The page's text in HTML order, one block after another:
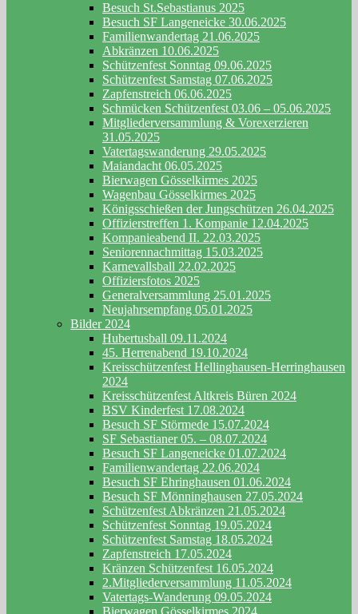
Besuch St.Sebastianus 2025
Besuch SF Langeneicke 30.06.2025
Familienwandertag 21.06.2025
Abkränzen 10.06.2025
Schützenfest Sonntag 09.06.2025
Schützenfest Samstag 07.06.2025
Zapfenstreich 06.06.2025
Schmücken Schützenfest 03.06 – 05.06.2025
Mitgliederversammlung & Vorexerzieren
31.05.2025
Vatertagswanderung 29.05.2025
Maiandacht 06.05.2025
Bierwagen Gösselkirmes 2025
Wagenbau Gösselkirmes 2025
Königsschießen der Jungschützen 26.04.2025
Offizierstreffen 1. Kompanie 12.04.2025
Kompanieabend II. 22.03.2025
Seniorennachmittag 15.03.2025
Karnevallsball 22.02.2025
Offiziersfotos 2025
Generalversammlung 25.01.2025
Neujahrsempfang 05.01.2025
Bilder 2024
Hubertusball 09.11.2024
45. Herrenabend 19.10.2024
Kreisschützenfest Hellinghausen-Herringhausen
2024
Kreisschützenfest Altkreis Büren 2024
BSV Kinderfest 17.08.2024
Besuch SF Störmede 15.07.2024
SF Sebastianer 05. – 08.07.2024
Besuch SF Langeneicke 01.07.2024
Familienwandertag 22.06.2024
Besuch SF Ehringhausen 01.06.2024
Besuch SF Mönninghausen 27.05.2024
Schützenfest Abkränzen 21.05.2024
Schützenfest Sonntag 19.05.2024
Schützenfest Samstag 18.05.2024
Zapfenstreich 17.05.2024
Kränzen Schützenfest 16.05.2024
2.Mitgliederversammlung 11.05.2024
Vatertags-Wanderung 09.05.2024
Bierwagen Gösselkirmes 2024